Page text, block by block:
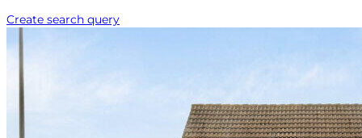
Create search query